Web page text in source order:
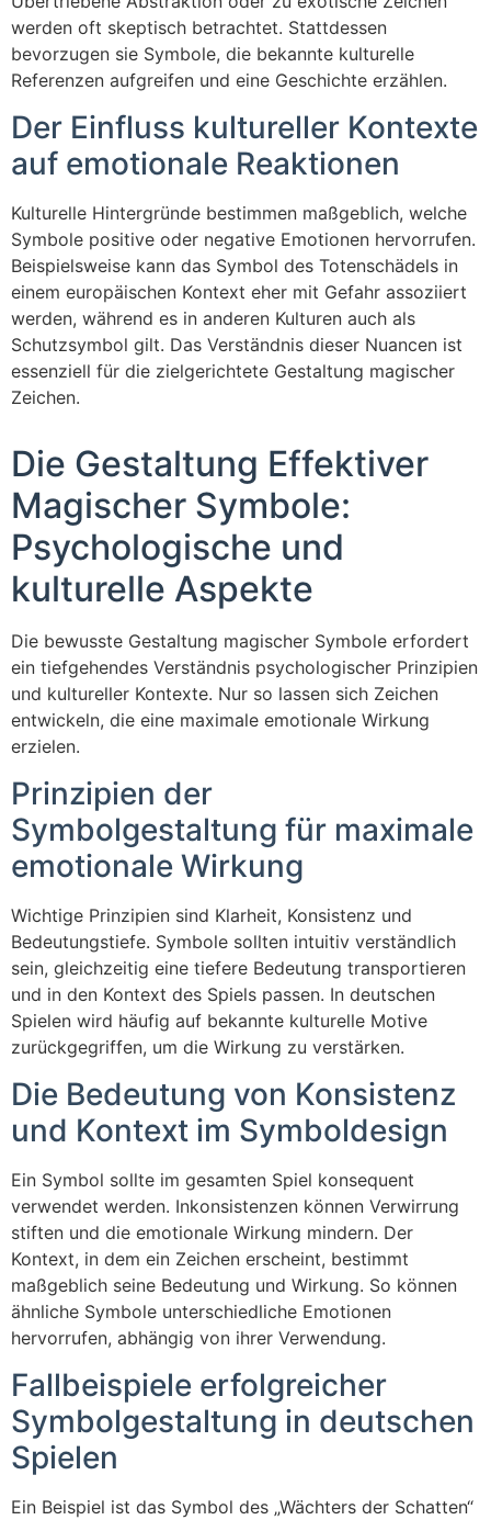
werden oft skeptisch betrachtet. Stattdessen
bevorzugen sie Symbole, die bekannte kulturelle
Referenzen aufgreifen und eine Geschichte erzählen.
Der Einfluss kultureller Kontexte
auf emotionale Reaktionen
Kulturelle Hintergründe bestimmen maßgeblich, welche
Symbole positive oder negative Emotionen hervorrufen.
Beispielsweise kann das Symbol des Totenschädels in
einem europäischen Kontext eher mit Gefahr assoziiert
werden, während es in anderen Kulturen auch als
Schutzsymbol gilt. Das Verständnis dieser Nuancen ist
essenziell für die zielgerichtete Gestaltung magischer
Zeichen.
Die Gestaltung Effektiver
Magischer Symbole:
Psychologische und
kulturelle Aspekte
Die bewusste Gestaltung magischer Symbole erfordert
ein tiefgehendes Verständnis psychologischer Prinzipien
und kultureller Kontexte. Nur so lassen sich Zeichen
entwickeln, die eine maximale emotionale Wirkung
erzielen.
Prinzipien der
Symbolgestaltung für maximale
emotionale Wirkung
Wichtige Prinzipien sind Klarheit, Konsistenz und
Bedeutungstiefe. Symbole sollten intuitiv verständlich
sein, gleichzeitig eine tiefere Bedeutung transportieren
und in den Kontext des Spiels passen. In deutschen
Spielen wird häufig auf bekannte kulturelle Motive
zurückgegriffen, um die Wirkung zu verstärken.
Die Bedeutung von Konsistenz
und Kontext im Symboldesign
Ein Symbol sollte im gesamten Spiel konsequent
verwendet werden. Inkonsistenzen können Verwirrung
stiften und die emotionale Wirkung mindern. Der
Kontext, in dem ein Zeichen erscheint, bestimmt
maßgeblich seine Bedeutung und Wirkung. So können
ähnliche Symbole unterschiedliche Emotionen
hervorrufen, abhängig von ihrer Verwendung.
Fallbeispiele erfolgreicher
Symbolgestaltung in deutschen
Spielen
Ein Beispiel ist das Symbol des „Wächters der Schatten“